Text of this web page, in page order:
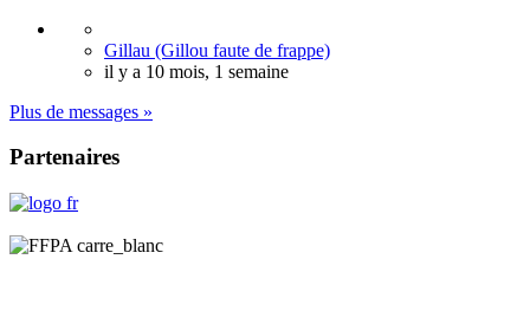
Gillau (Gillou faute de frappe)
il y a 10 mois, 1 semaine
Plus de messages »
Partenaires